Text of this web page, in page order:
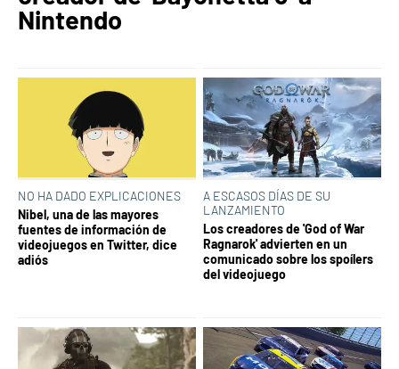
Nintendo
NO HA DADO EXPLICACIONES
Nibel, una de las mayores
fuentes de información de
videojuegos en Twitter, dice
adiós
A ESCASOS DÍAS DE SU
LANZAMIENTO
Los creadores de 'God of War
Ragnarok' advierten en un
comunicado sobre los spoílers
del videojuego